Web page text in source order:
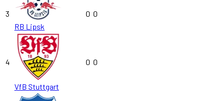
3
RB Lipsk
0 0
4
VfB Stuttgart
0 0